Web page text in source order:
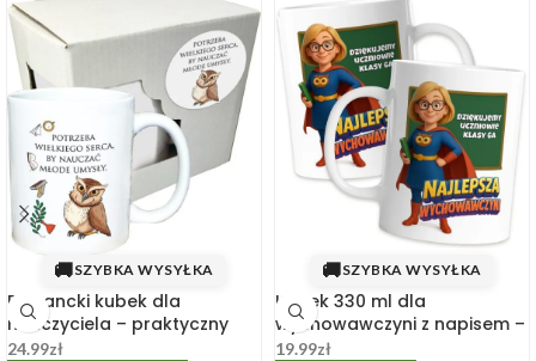
🚚SZYBKA WYSYŁKA
Elegancki kubek dla
nauczyciela – praktyczny
prezent
24.99zł
🚚SZYBKA WYSYŁKA
Kubek 330 ml dla
wychowawczyni z napisem –
personalizacja
19.99zł